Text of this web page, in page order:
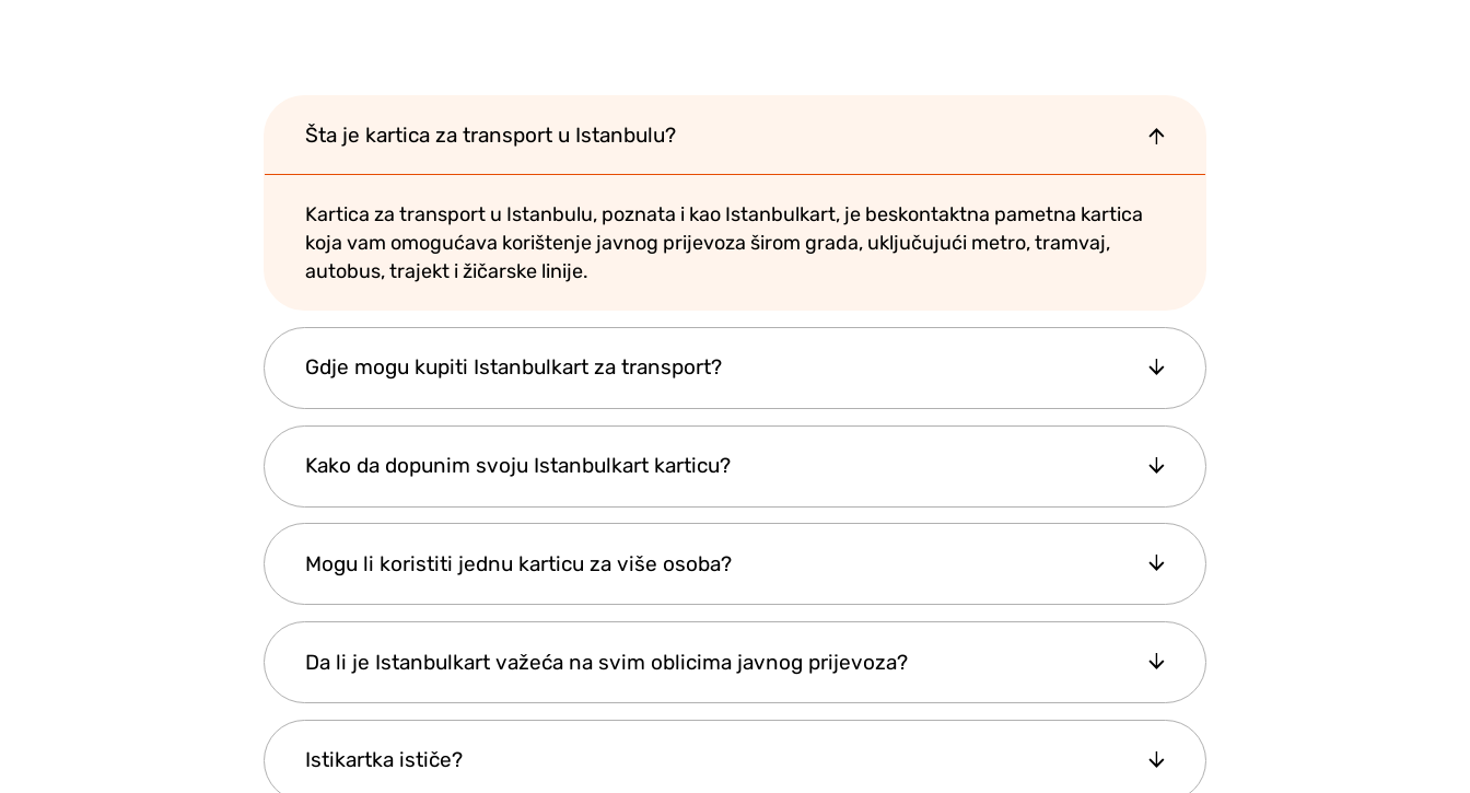
Šta je kartica za transport u Istanbulu?
Kartica za transport u Istanbulu, poznata i kao Istanbulkart, je beskontaktna pametna kartica
koja vam omogućava korištenje javnog prijevoza širom grada, uključujući metro, tramvaj,
autobus, trajekt i žičarske linije.
Gdje mogu kupiti Istanbulkart za transport?
novinama i na kioscima u zračnim lukama. Potražite žute prodajne automate ili ovlaštene
prodavače širom grada.
Kako da dopunim svoju Istanbulkart karticu?
trajektnim pristaništima i drugim većim transportnim čvorištima. Neke novinske kioske i trafike
također nude usluge dopune.
Mogu li koristiti jednu karticu za više osoba?
jednom za svakog putnika, uz razmak od nekoliko sekundi između svakog prislona. Imajte na
umu da se popustne cijene transfera možda neće primjenjivati na dodatne korisnike.
Da li je Istanbulkart važeća na svim oblicima javnog prijevoza?
trajekte, uspinjače i liniju Metrobus.
Istikartka ističe?